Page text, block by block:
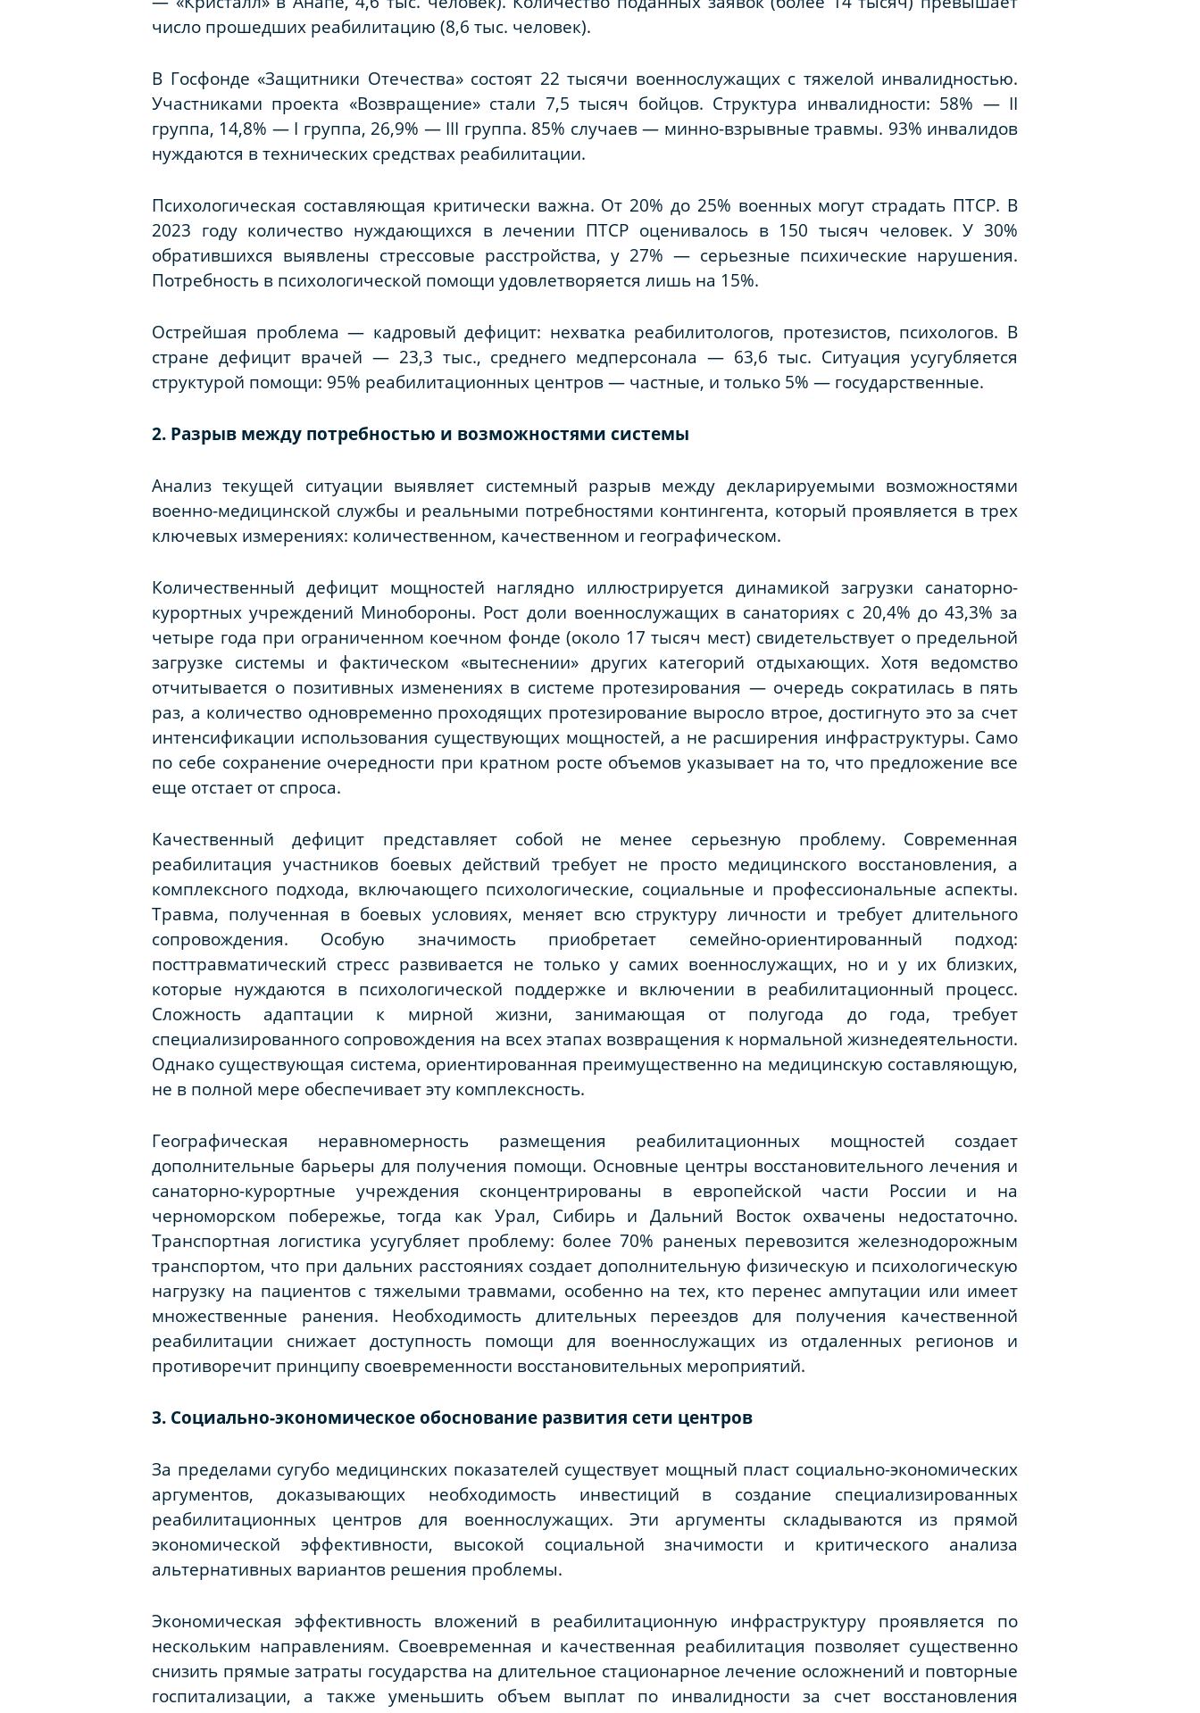
число прошедших реабилитацию (8,6 тыс. человек).
В Госфонде «Защитники Отечества» состоят 22 тысячи военнослужащих с тяжелой инвалидностью.
Участниками проекта «Возвращение» стали 7,5 тысяч бойцов. Структура инвалидности: 58% — II
группа, 14,8% — I группа, 26,9% — III группа. 85% случаев — минно-взрывные травмы. 93% инвалидов
нуждаются в технических средствах реабилитации.
Психологическая составляющая критически важна. От 20% до 25% военных могут страдать ПТСР. В
2023 году количество нуждающихся в лечении ПТСР оценивалось в 150 тысяч человек. У 30%
обратившихся выявлены стрессовые расстройства, у 27% — серьезные психические нарушения.
Потребность в психологической помощи удовлетворяется лишь на 15%.
Острейшая проблема — кадровый дефицит: нехватка реабилитологов, протезистов, психологов. В
стране дефицит врачей — 23,3 тыс., среднего медперсонала — 63,6 тыс. Ситуация усугубляется
структурой помощи: 95% реабилитационных центров — частные, и только 5% — государственные.
2. Разрыв между потребностью и возможностями системы
Анализ текущей ситуации выявляет системный разрыв между декларируемыми возможностями
военно-медицинской службы и реальными потребностями контингента, который проявляется в трех
ключевых измерениях: количественном, качественном и географическом.
Количественный дефицит мощностей наглядно иллюстрируется динамикой загрузки санаторно-
курортных учреждений Минобороны. Рост доли военнослужащих в санаториях с 20,4% до 43,3% за
четыре года при ограниченном коечном фонде (около 17 тысяч мест) свидетельствует о предельной
загрузке системы и фактическом «вытеснении» других категорий отдыхающих. Хотя ведомство
отчитывается о позитивных изменениях в системе протезирования — очередь сократилась в пять
раз, а количество одновременно проходящих протезирование выросло втрое, достигнуто это за счет
интенсификации использования существующих мощностей, а не расширения инфраструктуры. Само
по себе сохранение очередности при кратном росте объемов указывает на то, что предложение все
еще отстает от спроса.
Качественный дефицит представляет собой не менее серьезную проблему. Современная
реабилитация участников боевых действий требует не просто медицинского восстановления, а
комплексного подхода, включающего психологические, социальные и профессиональные аспекты.
Травма, полученная в боевых условиях, меняет всю структуру личности и требует длительного
сопровождения. Особую значимость приобретает семейно-ориентированный подход:
посттравматический стресс развивается не только у самих военнослужащих, но и у их близких,
которые нуждаются в психологической поддержке и включении в реабилитационный процесс.
Сложность адаптации к мирной жизни, занимающая от полугода до года, требует
специализированного сопровождения на всех этапах возвращения к нормальной жизнедеятельности.
Однако существующая система, ориентированная преимущественно на медицинскую составляющую,
не в полной мере обеспечивает эту комплексность.
Географическая неравномерность размещения реабилитационных мощностей создает
дополнительные барьеры для получения помощи. Основные центры восстановительного лечения и
санаторно-курортные учреждения сконцентрированы в европейской части России и на
черноморском побережье, тогда как Урал, Сибирь и Дальний Восток охвачены недостаточно.
Транспортная логистика усугубляет проблему: более 70% раненых перевозится железнодорожным
транспортом, что при дальних расстояниях создает дополнительную физическую и психологическую
нагрузку на пациентов с тяжелыми травмами, особенно на тех, кто перенес ампутации или имеет
множественные ранения. Необходимость длительных переездов для получения качественной
реабилитации снижает доступность помощи для военнослужащих из отдаленных регионов и
противоречит принципу своевременности восстановительных мероприятий.
3. Социально-экономическое обоснование развития сети центров
За пределами сугубо медицинских показателей существует мощный пласт социально-экономических
аргументов, доказывающих необходимость инвестиций в создание специализированных
реабилитационных центров для военнослужащих. Эти аргументы складываются из прямой
экономической эффективности, высокой социальной значимости и критического анализа
альтернативных вариантов решения проблемы.
Экономическая эффективность вложений в реабилитационную инфраструктуру проявляется по
нескольким направлениям. Своевременная и качественная реабилитация позволяет существенно
снизить прямые затраты государства на длительное стационарное лечение осложнений и повторные
госпитализации, а также уменьшить объем выплат по инвалидности за счет восстановления